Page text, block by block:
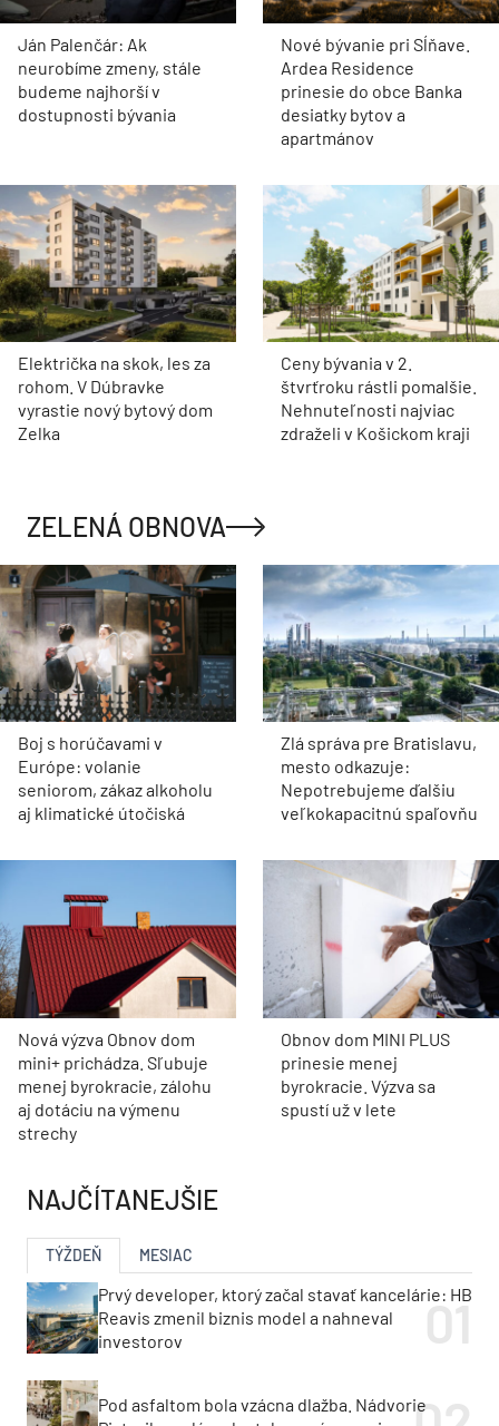
Ján Palenčár: Ak
neurobíme zmeny, stále
budeme najhorší v
dostupnosti bývania
Nové bývanie pri Sĺňave.
Ardea Residence
prinesie do obce Banka
desiatky bytov a
apartmánov
Električka na skok, les za
rohom. V Dúbravke
vyrastie nový bytový dom
Zelka
Ceny bývania v 2.
štvrťroku rástli pomalšie.
Nehnuteľnosti najviac
zdraželi v Košickom kraji
ZELENÁ OBNOVA
Boj s horúčavami v
Európe: volanie
seniorom, zákaz alkoholu
aj klimatické útočiská
Zlá správa pre Bratislavu,
mesto odkazuje:
Nepotrebujeme ďalšiu
veľkokapacitnú spaľovňu
Nová výzva Obnov dom
mini+ prichádza. Sľubuje
menej byrokracie, zálohu
aj dotáciu na výmenu
strechy
Obnov dom MINI PLUS
prinesie menej
byrokracie. Výzva sa
spustí už v lete
NAJČÍTANEJŠIE
TÝŽDEŇ MESIAC
Prvý developer, ktorý začal stavať kancelárie: HB
Reavis zmenil biznis model a nahneval
investorov
Pod asfaltom bola vzácna dlažba. Nádvorie